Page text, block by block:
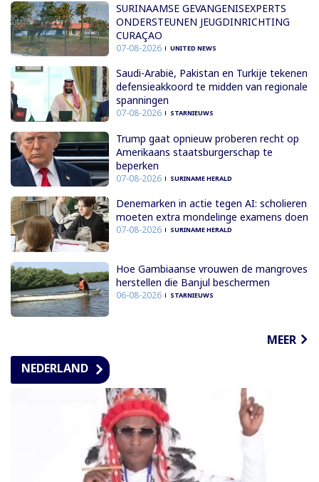
SURINAAMSE GEVANGENISEXPERTS
ONDERSTEUNEN JEUGDINRICHTING
CURAÇAO
07-08-2026 UNITED NEWS
Saudi-Arabië, Pakistan en Turkije tekenen
defensieakkoord te midden van regionale
spanningen
07-08-2026 STARNIEUWS
Trump gaat opnieuw proberen recht op
Amerikaans staatsburgerschap te
beperken
07-08-2026 SURINAME HERALD
Denemarken in actie tegen AI: scholieren
moeten extra mondelinge examens doen
07-08-2026 SURINAME HERALD
Hoe Gambiaanse vrouwen de mangroves
herstellen die Banjul beschermen
06-08-2026 STARNIEUWS
MEER
NEDERLAND